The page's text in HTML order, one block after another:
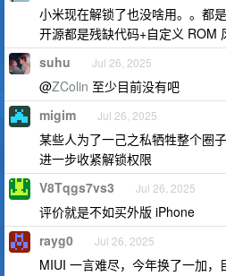
小米现在解锁了也没啥用。。都
开源都是残缺代码+自定义 ROM
suhu Jul 26, 2025
@ZColin 至少目前没有吧
migim Jul 26, 2025
某些人为了一己之私牺牲整个圈
进一步收紧解锁权限
V8Tqgs7vs3 Jul 26, 2025
评价就是不如买外版 iPhone
rayg0 Jul 26, 2025
MIUI 一言难尽，今年换了一加，